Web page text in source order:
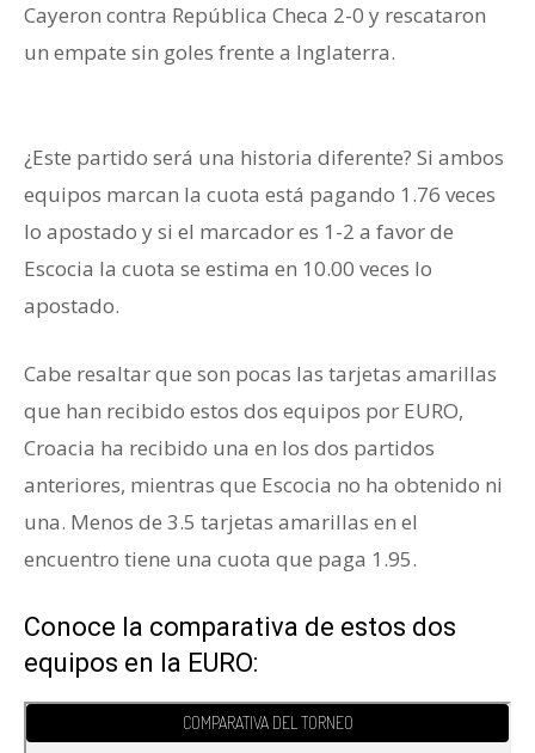
Cayeron contra República Checa 2-0 y rescataron
un empate sin goles frente a Inglaterra.
¿Este partido será una historia diferente? Si ambos
equipos marcan la cuota está pagando 1.76 veces
lo apostado y si el marcador es 1-2 a favor de
Escocia la cuota se estima en 10.00 veces lo
apostado.
Cabe resaltar que son pocas las tarjetas amarillas
que han recibido estos dos equipos por EURO,
Croacia ha recibido una en los dos partidos
anteriores, mientras que Escocia no ha obtenido ni
una. Menos de 3.5 tarjetas amarillas en el
encuentro tiene una cuota que paga 1.95.
Conoce la comparativa de estos dos
equipos en la EURO: